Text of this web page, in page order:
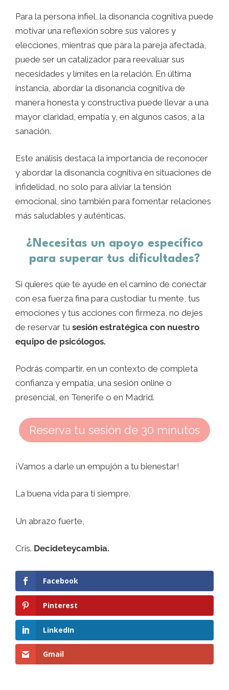
Para la persona infiel, la disonancia cognitiva puede
motivar una reflexión sobre sus valores y
elecciones, mientras que para la pareja afectada,
puede ser un catalizador para reevaluar sus
necesidades y límites en la relación. En última
instancia, abordar la disonancia cognitiva de
manera honesta y constructiva puede llevar a una
mayor claridad, empatía y, en algunos casos, a la
sanación.
Este análisis destaca la importancia de reconocer
y abordar la disonancia cognitiva en situaciones de
infidelidad, no solo para aliviar la tensión
emocional, sino también para fomentar relaciones
más saludables y auténticas.
¿Necesitas un apoyo específico
para superar tus dificultades?
Si quieres que te ayude en el camino de conectar
con esa fuerza fina para custodiar tu mente, tus
emociones y tus acciones con firmeza, no dejes
de reservar tu sesión estratégica con nuestro
equipo de psicólogos.
Podrás compartir, en un contexto de completa
confianza y empatía, una sesión online o
presencial, en Tenerife o en Madrid.
Reserva tu sesión de 30 minutos
¡Vamos a darle un empujón a tu bienestar!
La buena vida para ti siempre.
Un abrazo fuerte,
Cris. Decideteycambia.
Facebook
Pinterest
LinkedIn
Gmail